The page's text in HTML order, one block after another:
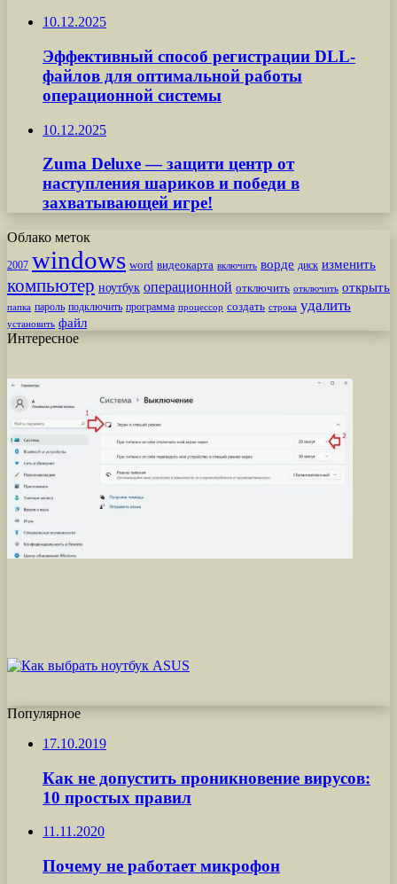
10.12.2025
Эффективный способ регистрации DLL-
файлов для оптимальной работы
операционной системы
10.12.2025
Zuma Deluxe — защити центр от
наступления шариков и победи в
захватывающей игре!
Облако меток
2007 windows word видеокарта включить ворде диск изменить
компьютер ноутбук операционной отключить отключить открыть
папка пароль подключить программа процессор создать строка удалить
установить файл
Интересное
Популярное
17.10.2019
Как не допустить проникновение вирусов:
10 простых правил
11.11.2020
Почему не работает микрофон